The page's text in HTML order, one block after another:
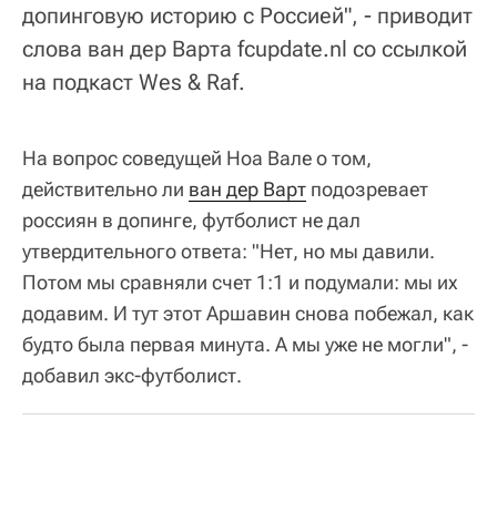
допинговую историю с Россией", - приводит
слова ван дер Варта fcupdate.nl со ссылкой
на подкаст Wes & Raf.
На вопрос соведущей Ноа Вале о том,
действительно ли ван дер Варт подозревает
россиян в допинге, футболист не дал
утвердительного ответа: "Нет, но мы давили.
Потом мы сравняли счет 1:1 и подумали: мы их
додавим. И тут этот Аршавин снова побежал, как
будто была первая минута. А мы уже не могли", -
добавил экс-футболист.